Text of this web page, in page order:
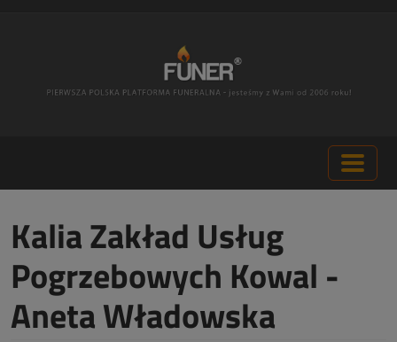
Kalia Zakład Usług
Pogrzebowych Kowal -
Aneta Władowska